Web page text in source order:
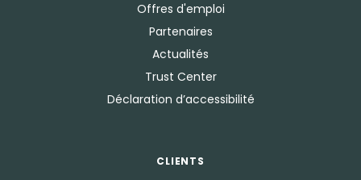
Offres d'emploi
Partenaires
Actualités
Trust Center
Déclaration d’accessibilité
CLIENTS